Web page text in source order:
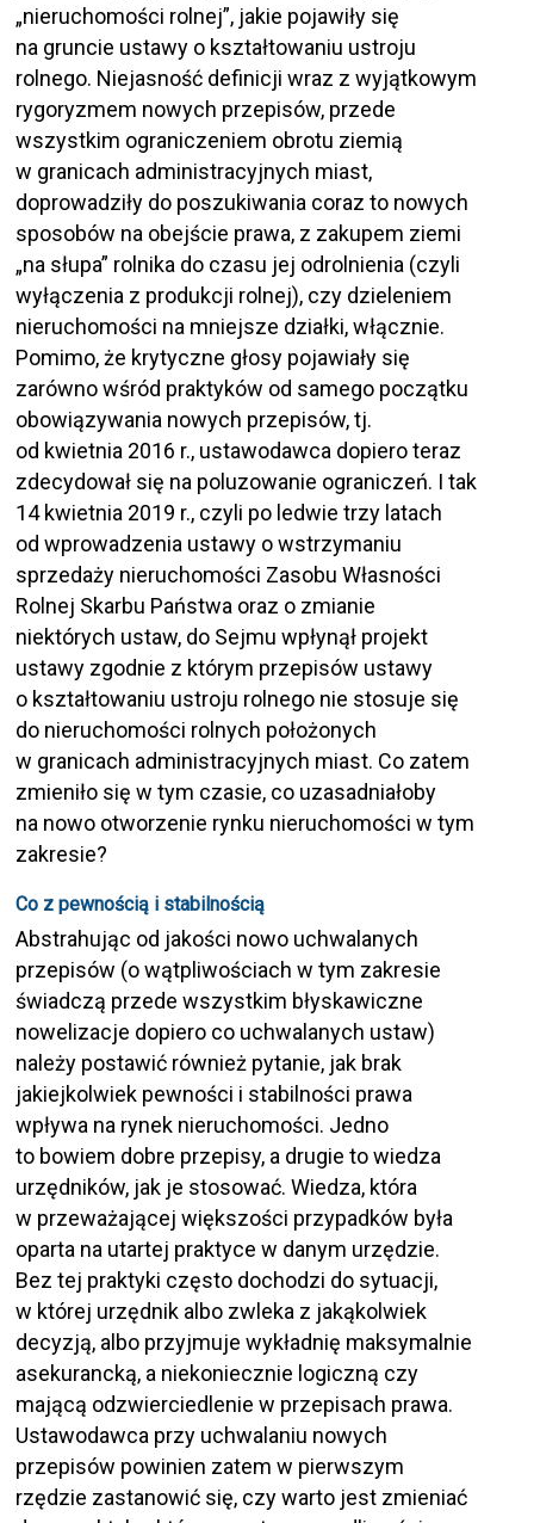
„nieruchomości rolnej”, jakie pojawiły się
na gruncie ustawy o kształtowaniu ustroju
rolnego. Niejasność definicji wraz z wyjątkowym
rygoryzmem nowych przepisów, przede
wszystkim ograniczeniem obrotu ziemią
w granicach administracyjnych miast,
doprowadziły do poszukiwania coraz to nowych
sposobów na obejście prawa, z zakupem ziemi
„na słupa” rolnika do czasu jej odrolnienia (czyli
wyłączenia z produkcji rolnej), czy dzieleniem
nieruchomości na mniejsze działki, włącznie.
Pomimo, że krytyczne głosy pojawiały się
zarówno wśród praktyków od samego początku
obowiązywania nowych przepisów, tj.
od kwietnia 2016 r., ustawodawca dopiero teraz
zdecydował się na poluzowanie ograniczeń. I tak
14 kwietnia 2019 r., czyli po ledwie trzy latach
od wprowadzenia ustawy o wstrzymaniu
sprzedaży nieruchomości Zasobu Własności
Rolnej Skarbu Państwa oraz o zmianie
niektórych ustaw, do Sejmu wpłynął projekt
ustawy zgodnie z którym przepisów ustawy
o kształtowaniu ustroju rolnego nie stosuje się
do nieruchomości rolnych położonych
w granicach administracyjnych miast. Co zatem
zmieniło się w tym czasie, co uzasadniałoby
na nowo otworzenie rynku nieruchomości w tym
zakresie?
Co z pewnością i stabilnością
Abstrahując od jakości nowo uchwalanych
przepisów (o wątpliwościach w tym zakresie
świadczą przede wszystkim błyskawiczne
nowelizacje dopiero co uchwalanych ustaw)
należy postawić również pytanie, jak brak
jakiejkolwiek pewności i stabilności prawa
wpływa na rynek nieruchomości. Jedno
to bowiem dobre przepisy, a drugie to wiedza
urzędników, jak je stosować. Wiedza, która
w przeważającej większości przypadków była
oparta na utartej praktyce w danym urzędzie.
Bez tej praktyki często dochodzi do sytuacji,
w której urzędnik albo zwleka z jakąkolwiek
decyzją, albo przyjmuje wykładnię maksymalnie
asekurancką, a niekoniecznie logiczną czy
mającą odzwierciedlenie w przepisach prawa.
Ustawodawca przy uchwalaniu nowych
przepisów powinien zatem w pierwszym
rzędzie zastanowić się, czy warto jest zmieniać